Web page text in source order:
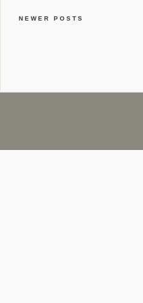
NEWER POSTS